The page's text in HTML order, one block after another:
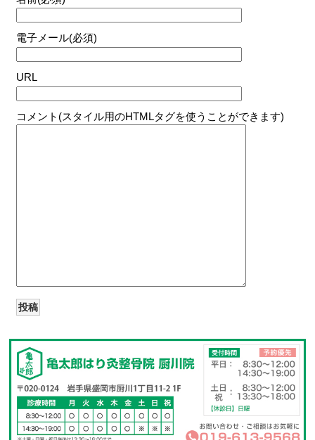
電子メール(必須)
URL
コメント(スタイル用のHTMLタグを使うことができます)